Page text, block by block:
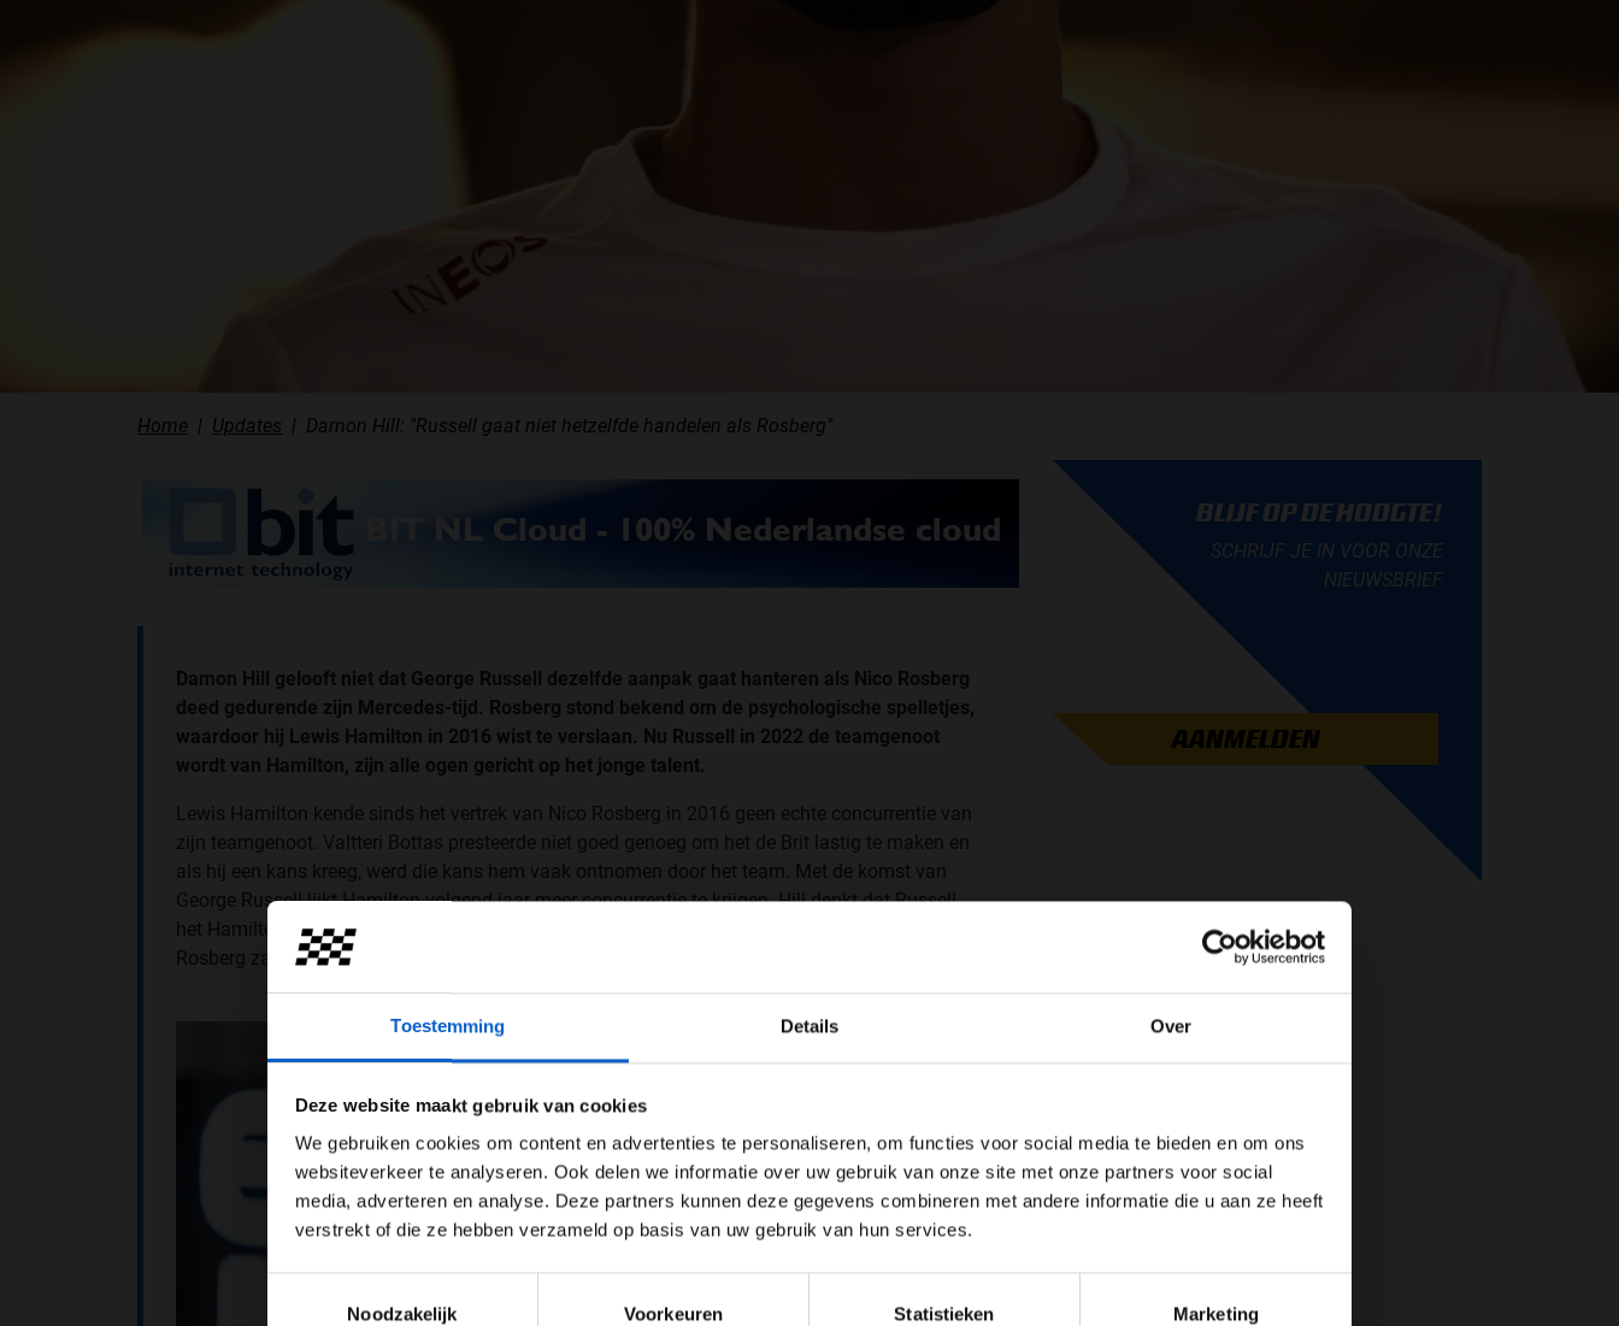
Toestemming Details Over
Deze website maakt gebruik van cookies
We gebruiken cookies om content en advertenties te personaliseren, om functies voor social media te bieden en om ons
websiteverkeer te analyseren. Ook delen we informatie over uw gebruik van onze site met onze partners voor social
media, adverteren en analyse. Deze partners kunnen deze gegevens combineren met andere informatie die u aan ze heeft
verstrekt of die ze hebben verzameld op basis van uw gebruik van hun services.
Noodzakelijk
Voorkeuren Statistieken Marketing
Home Updates Damon Hill: "Russell gaat niet hetzelfde handelen als Rosberg"
Damon Hill gelooft niet dat George Russell dezelfde aanpak gaat hanteren als Nico Rosberg
deed gedurende zijn Mercedes-tijd. Rosberg stond bekend om de psychologische spelletjes,
waardoor hij Lewis Hamilton in 2016 wist te verslaan. Nu Russell in 2022 de teamgenoot
wordt van Hamilton, zijn alle ogen gericht op het jonge talent.
Lewis Hamilton kende sinds het vertrek van Nico Rosberg in 2016 geen echte concurrentie van
zijn teamgenoot. Valtteri Bottas presteerde niet goed genoeg om het de Brit lastig te maken en
als hij een kans kreeg, werd die kans hem vaak ontnomen door het team. Met de komst van
George Russell lijkt Hamilton volgend jaar meer concurrentie te krijgen. Hill denkt dat Russell
het Hamilton lastig kan maken, "maar ik geloof niet dat Russell met dezelfde aanpak als
Rosberg zal gaan strijden tegen Hamilton", laat Hill weten aan
BLIJF OP DE HOOGTE!
SCHRIJF JE IN VOOR ONZE
NIEUWSBRIEF
AANMELDEN
Advertentie instellingen
Toon alle alcoholische drankenadvertenties (18+)
Toon alle kansspelenadvertenties (24+)